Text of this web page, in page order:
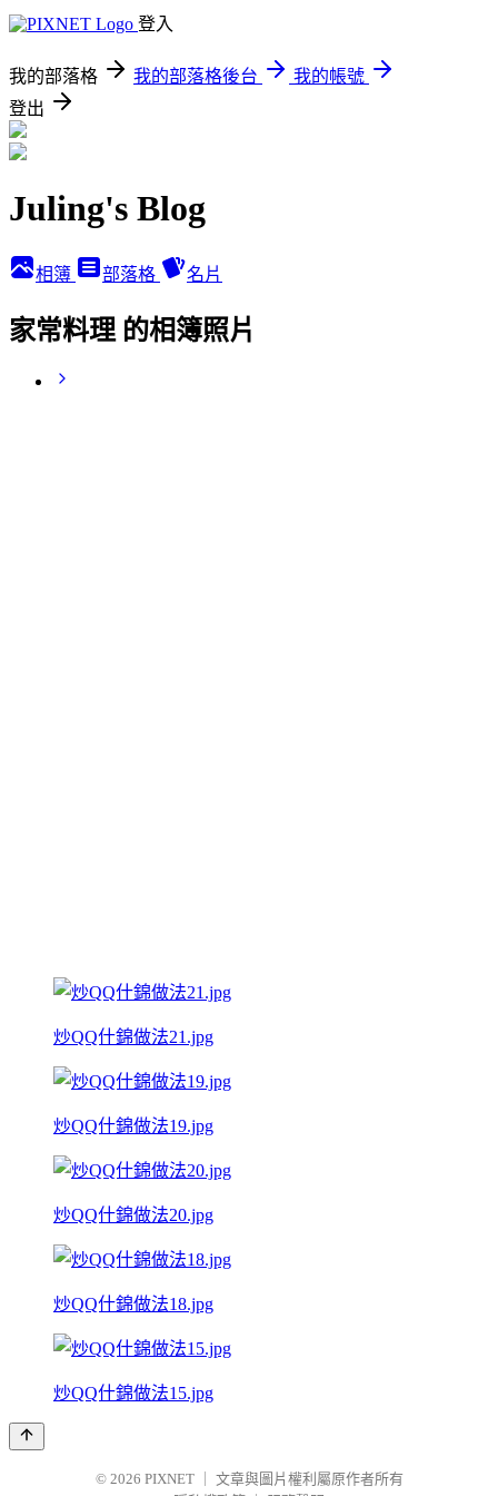
登入
我的部落格 我的部落格後台
我的帳號
登出
Juling's Blog
相簿 部落格 名片
家常料理 的相簿照片
炒QQ什錦做法21.jpg
炒QQ什錦做法19.jpg
炒QQ什錦做法20.jpg
炒QQ什錦做法18.jpg
炒QQ什錦做法15.jpg
© 2026 PIXNET
文章與圖片權利屬原作者所有